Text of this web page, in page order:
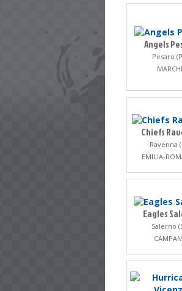
Angels
Pesaro
Chiefs
Ravenna
EMILIA-
Eagles
Salerno